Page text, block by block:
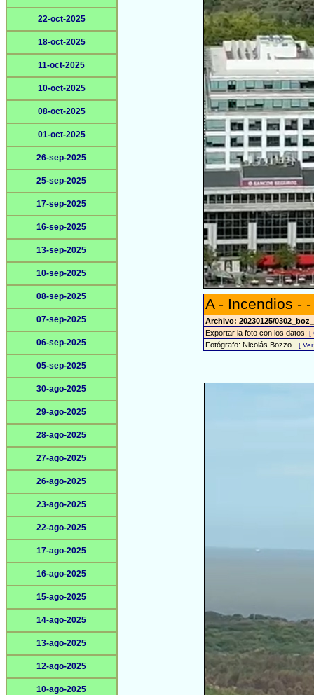
22-oct-2025
18-oct-2025
11-oct-2025
10-oct-2025
08-oct-2025
01-oct-2025
26-sep-2025
25-sep-2025
17-sep-2025
16-sep-2025
13-sep-2025
10-sep-2025
08-sep-2025
07-sep-2025
06-sep-2025
05-sep-2025
30-ago-2025
29-ago-2025
28-ago-2025
27-ago-2025
26-ago-2025
23-ago-2025
22-ago-2025
17-ago-2025
16-ago-2025
15-ago-2025
14-ago-2025
13-ago-2025
12-ago-2025
10-ago-2025
A - Incendios -
Archivo: 20230125/
Exportar la foto con los datos: [
Fotógrafo: Nicolás Bozzo - [